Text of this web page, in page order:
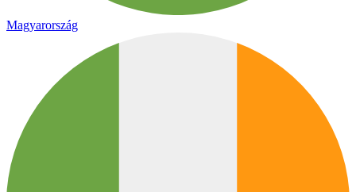
Magyarország